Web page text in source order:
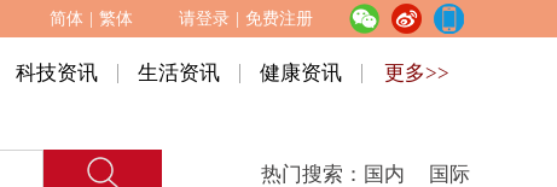
简体 繁体 请登录 免费注册
科技资讯 生活资讯 健康资讯 更多>>
热门搜索： 国内 国际